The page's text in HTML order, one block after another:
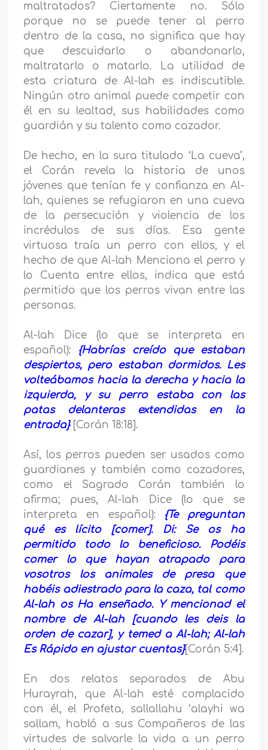
maltratados? Ciertamente no. Sólo
porque no se puede tener al perro
dentro de la casa, no significa que hay
que descuidarlo o abandonarlo,
maltratarlo o matarlo. La utilidad de
esta criatura de Al-lah es indiscutible.
Ningún otro animal puede competir con
él en su lealtad, sus habilidades como
guardián y su talento como cazador.
De hecho, en la sura titulado ‘La cueva’,
el Corán revela la historia de unos
jóvenes que tenían fe y confianza en Al-
lah, quienes se refugiaron en una cueva
de la persecución y violencia de los
incrédulos de sus días. Esa gente
virtuosa traía un perro con ellos, y el
hecho de que Al-lah Menciona el perro y
lo Cuenta entre ellos, indica que está
permitido que los perros vivan entre las
personas.
Al-lah Dice (lo que se interpreta en
español):
{Habrías creído que estaban
despiertos, pero estaban dormidos. Les
volteábamos hacia la derecha y hacia la
izquierda, y su perro estaba con las
patas delanteras extendidas en la
entrada}[Corán 18:18].
Así, los perros pueden ser usados como
guardianes y también como cazadores,
como el Sagrado Corán también lo
afirma; pues, Al-lah Dice (lo que se
interpreta en español):
{Te preguntan
qué es lícito [comer]. Di: Se os ha
permitido todo lo beneficioso. Podéis
comer lo que hayan atrapado para
vosotros los animales de presa que
habéis adiestrado para la caza, tal como
Al-lah os Ha enseñado. Y mencionad el
nombre de Al-lah [cuando les deis la
orden de cazar], y temed a Al-lah; Al-lah
Es Rápido en ajustar cuentas}[Corán 5:4].
En dos relatos separados de Abu
Hurayrah, que Al-lah esté complacido
con él, el Profeta, sallallahu ‘alayhi wa
sallam, habló a sus Compañeros de las
virtudes de salvarle la vida a un perro